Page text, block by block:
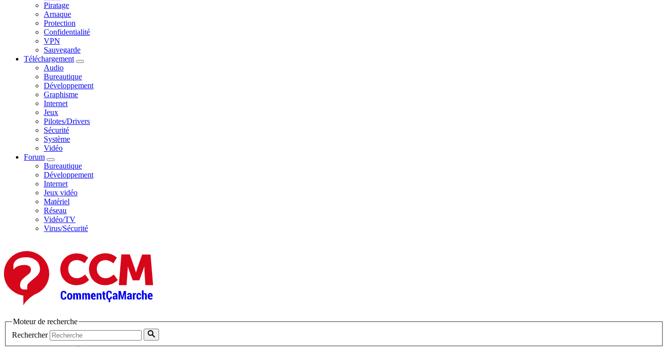
Piratage
Arnaque
Protection
Confidentialité
VPN
Sauvegarde
Téléchargement
Audio
Bureautique
Développement
Graphisme
Internet
Jeux
Pilotes/Drivers
Sécurité
Système
Vidéo
Forum
Bureautique
Développement
Internet
Jeux vidéo
Matériel
Réseau
Vidéo/TV
Virus/Sécurité
Moteur de recherche
Rechercher